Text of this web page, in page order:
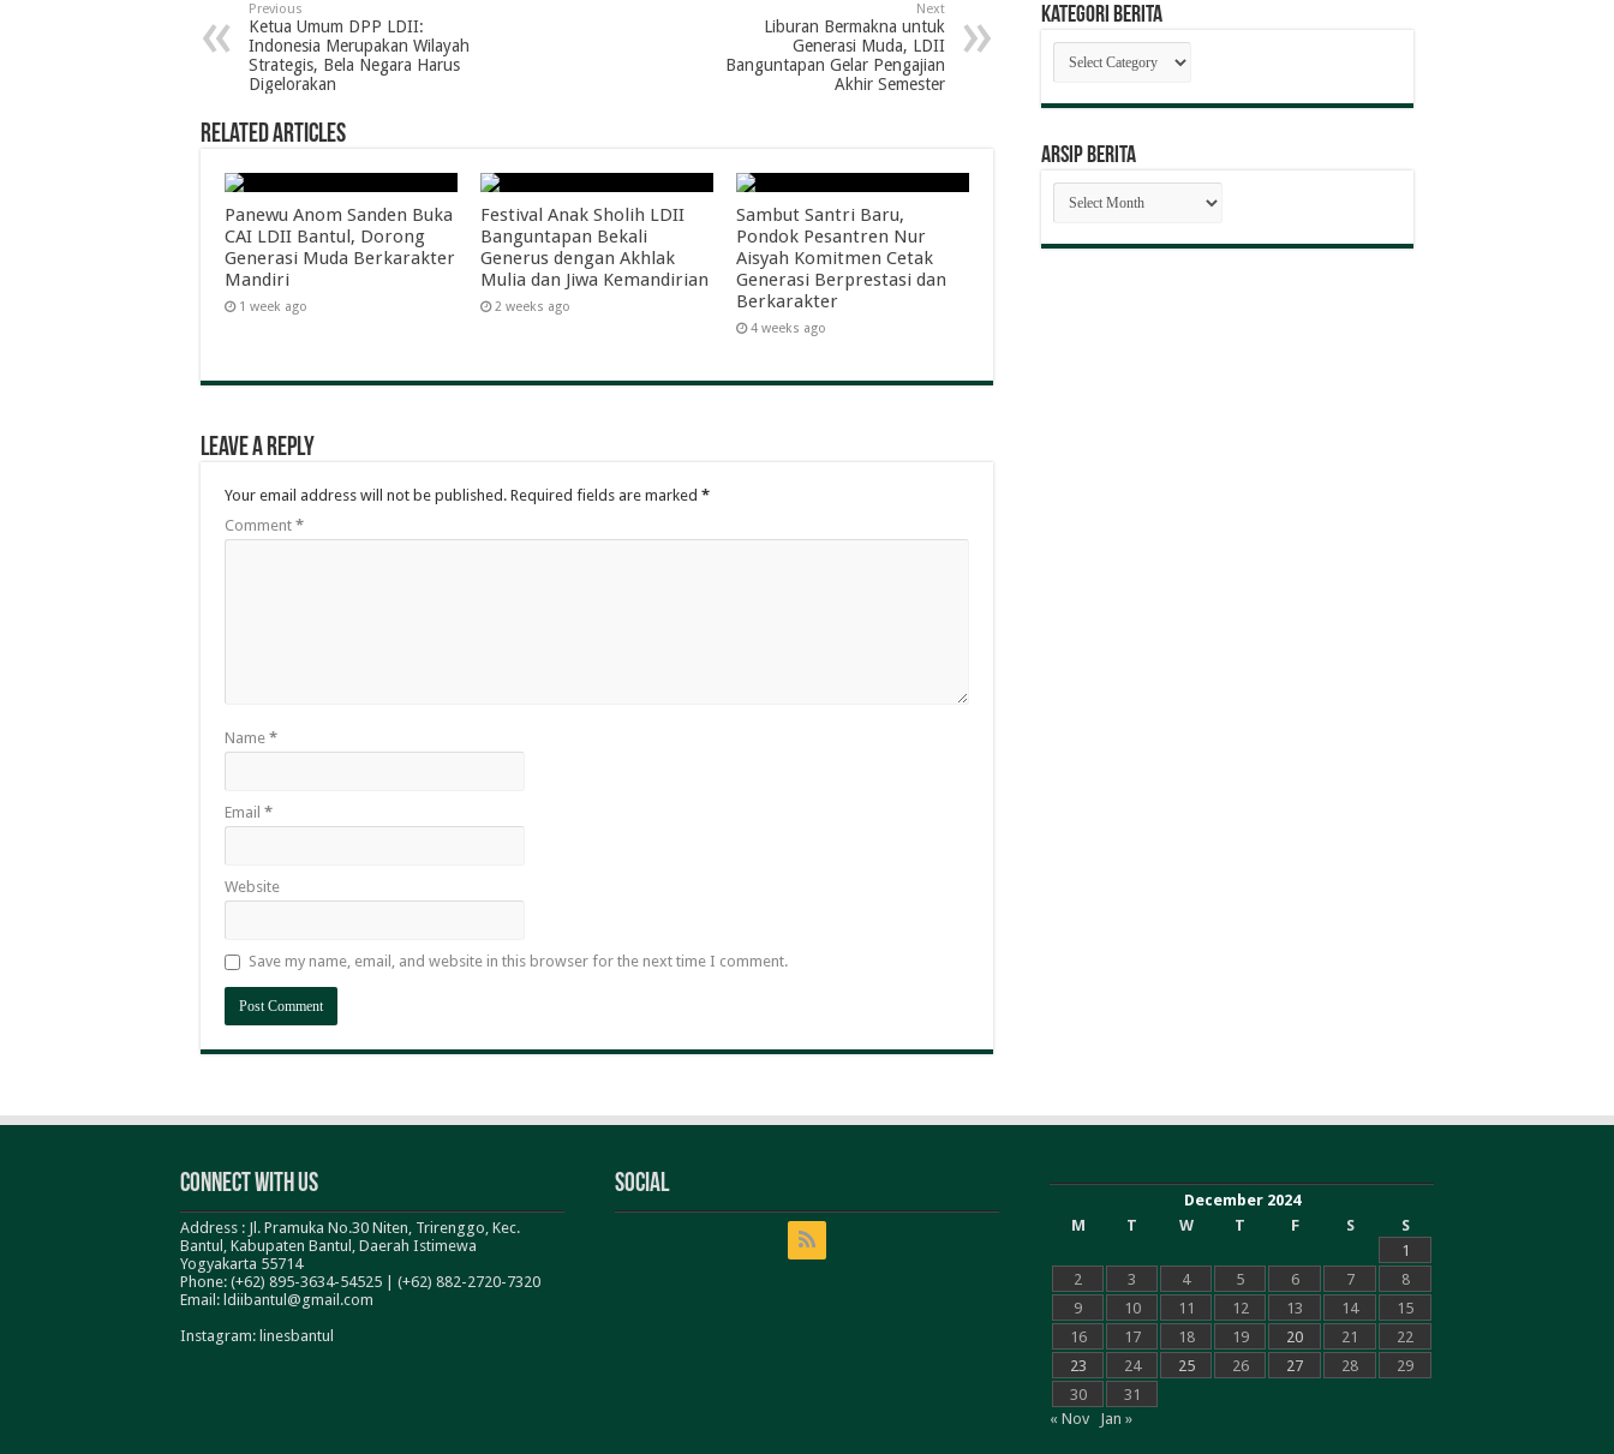
Previous
Ketua Umum DPP LDII:
Indonesia Merupakan Wilayah
Strategis, Bela Negara Harus
Digelorakan
Next
Liburan Bermakna untuk
Generasi Muda, LDII
Banguntapan Gelar Pengajian
Akhir Semester
Related Articles
Panewu Anom Sanden Buka
CAI LDII Bantul, Dorong
Generasi Muda Berkarakter
Mandiri
1 week ago
Festival Anak Sholih LDII
Banguntapan Bekali
Generus dengan Akhlak
Mulia dan Jiwa Kemandirian
2 weeks ago
Sambut Santri Baru,
Pondok Pesantren Nur
Aisyah Komitmen Cetak
Generasi Berprestasi dan
Berkarakter
4 weeks ago
Leave a Reply
Your email address will not be published. Required fields are marked *
Comment *
Name *
Email *
Website
Save my name, email, and website in this browser for the next time I comment.
Kategori Berita
Kategori
Berita
ARSIP BERITA
ARSIP
BERITA
Connect With Us
Address : Jl. Pramuka No.30 Niten, Trirenggo, Kec.
Bantul, Kabupaten Bantul, Daerah Istimewa
Yogyakarta 55714
Phone: (+62) 895-3634-54525 | (+62) 882-2720-7320
Email: ldiibantul@gmail.com
Instagram: linesbantul
Social
December 2024
M
T W T F S
S
1
2
3 4 5 6 7
8
9
10 11 12 13 14
15
16
17 18 19 20 21
22
23
24 25 26 27 28
29
30
31
« Nov
Jan »